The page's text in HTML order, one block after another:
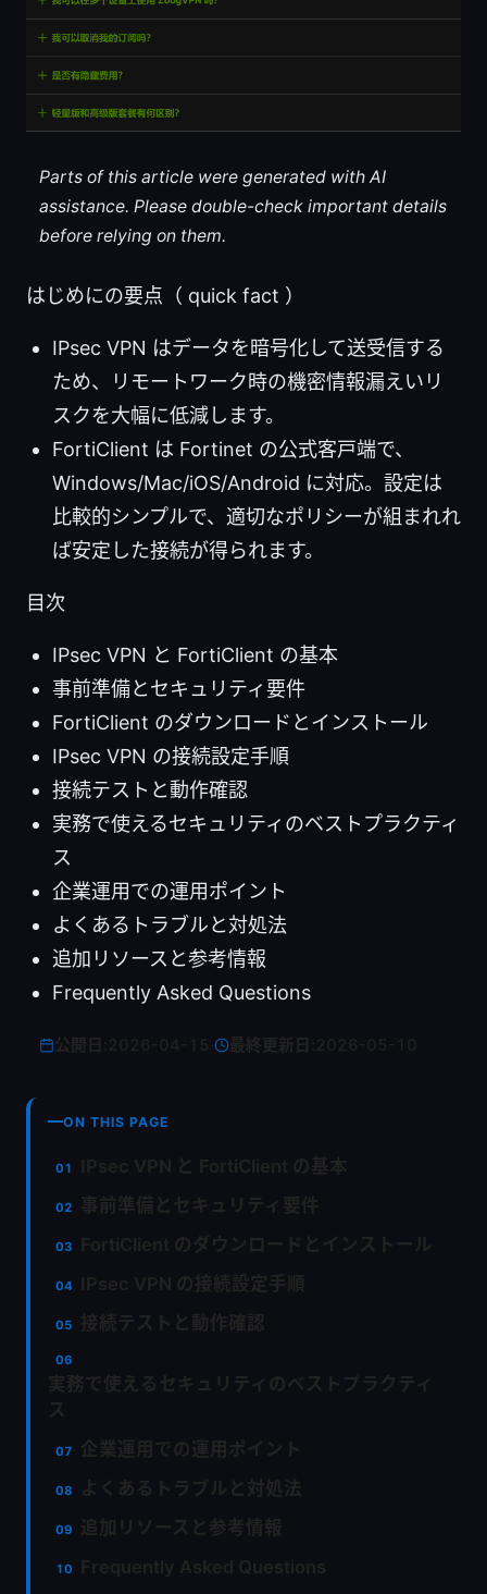
Parts of this article were generated with AI
assistance. Please double-check important details
before relying on them.
はじめにの要点（ quick fact ）
IPsec VPN はデータを暗号化して送受信する
ため、リモートワーク時の機密情報漏えいリ
スクを大幅に低減します。
FortiClient は Fortinet の公式客户端で、
Windows/Mac/iOS/Android に対応。設定は
比較的シンプルで、適切なポリシーが組まれれ
ば安定した接続が得られます。
目次
IPsec VPN と FortiClient の基本
事前準備とセキュリティ要件
FortiClient のダウンロードとインストール
IPsec VPN の接続設定手順
接続テストと動作確認
実務で使えるセキュリティのベストプラクティ
ス
企業運用での運用ポイント
よくあるトラブルと対処法
追加リソースと参考情報
Frequently Asked Questions
最終更新日:
ON THIS PAGE